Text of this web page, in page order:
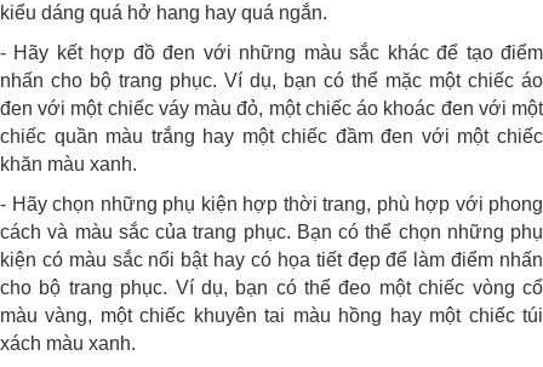
kiểu dáng quá hở hang hay quá ngắn.
- Hãy kết hợp đồ đen với những màu sắc khác để tạo điểm
nhấn cho bộ trang phục. Ví dụ, bạn có thể mặc một chiếc áo
đen với một chiếc váy màu đỏ, một chiếc áo khoác đen với một
chiếc quần màu trắng hay một chiếc đầm đen với một chiếc
khăn màu xanh.
- Hãy chọn những phụ kiện hợp thời trang, phù hợp với phong
cách và màu sắc của trang phục. Bạn có thể chọn những phụ
kiện có màu sắc nổi bật hay có họa tiết đẹp để làm điểm nhấn
cho bộ trang phục. Ví dụ, bạn có thể đeo một chiếc vòng cổ
màu vàng, một chiếc khuyên tai màu hồng hay một chiếc túi
xách màu xanh.